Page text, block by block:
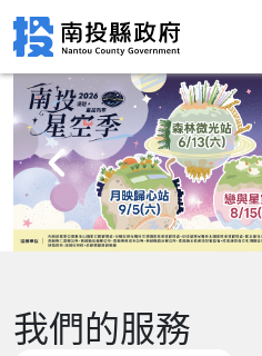
我們的服務